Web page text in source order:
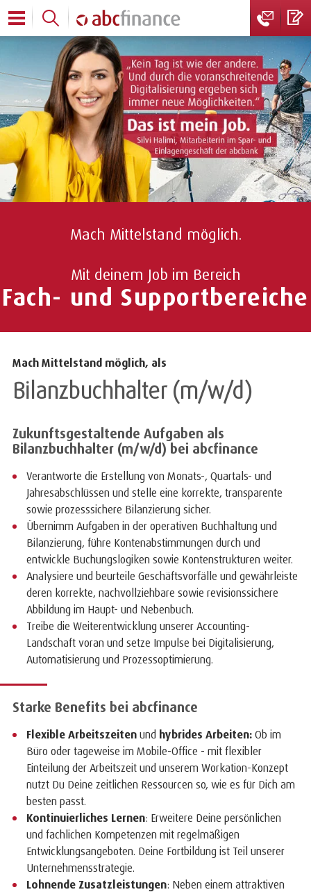
Mach Mittelstand möglich.
Mit deinem Job im Bereich
Fach- und Supportbereiche
Mach Mittelstand möglich, als
Bilanzbuchhalter (m/w/d)
Zukunftsgestaltende Aufgaben als
Bilanzbuchhalter (m/w/d) bei abcfinance
Verantworte die Erstellung von Monats-, Quartals- und
Jahresabschlüssen und stelle eine korrekte, transparente
sowie prozesssichere Bilanzierung sicher.
Übernimm Aufgaben in der operativen Buchhaltung und
Bilanzierung, führe Kontenabstimmungen durch und
entwickle Buchungslogiken sowie Kontenstrukturen weiter.
Analysiere und beurteile Geschäftsvorfälle und gewährleiste
deren korrekte, nachvollziehbare sowie revisionssichere
Abbildung im Haupt- und Nebenbuch.
Treibe die Weiterentwicklung unserer Accounting-
Landschaft voran und setze Impulse bei Digitalisierung,
Automatisierung und Prozessoptimierung.
Starke Benefits bei abcfinance
Flexible Arbeitszeiten und hybrides Arbeiten: Ob im
Büro oder tageweise im Mobile-Office - mit flexibler
Einteilung der Arbeitszeit und unserem Workation-Konzept
nutzt Du Deine zeitlichen Ressourcen so, wie es für Dich am
besten passt.
Kontinuierliches Lernen: Erweitere Deine persönlichen
und fachlichen Kompetenzen mit regelmäßigen
Entwicklungsangeboten. Deine Fortbildung ist Teil unserer
Unternehmensstrategie.
Lohnende Zusatzleistungen: Neben einem attraktiven